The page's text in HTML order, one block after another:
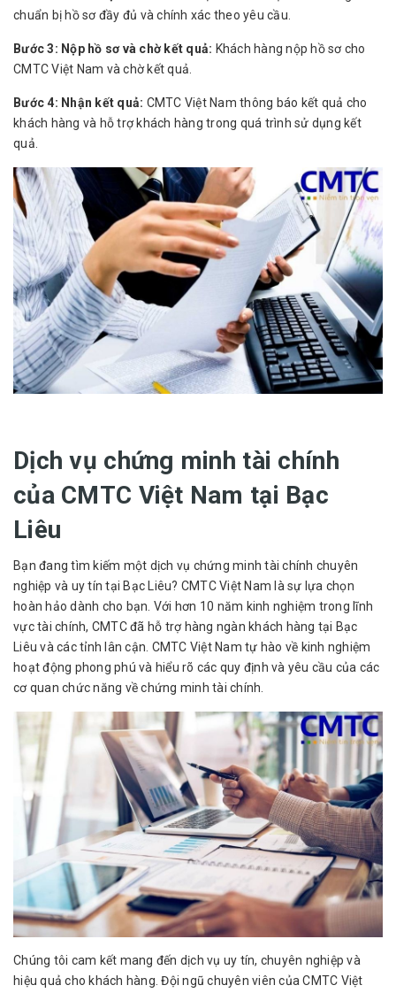
chuẩn bị hồ sơ đầy đủ và chính xác theo yêu cầu.
Bước 3: Nộp hồ sơ và chờ kết quả: Khách hàng nộp hồ sơ cho
CMTC Việt Nam và chờ kết quả.
Bước 4: Nhận kết quả: CMTC Việt Nam thông báo kết quả cho
khách hàng và hỗ trợ khách hàng trong quá trình sử dụng kết
quả.
Dịch vụ chứng minh tài chính
của CMTC Việt Nam tại Bạc
Liêu
Bạn đang tìm kiếm một dịch vụ chứng minh tài chính chuyên
nghiệp và uy tín tại Bạc Liêu? CMTC Việt Nam là sự lựa chọn
hoàn hảo dành cho bạn. Với hơn 10 năm kinh nghiệm trong lĩnh
vực tài chính, CMTC đã hỗ trợ hàng ngàn khách hàng tại Bạc
Liêu và các tỉnh lân cận. CMTC Việt Nam tự hào về kinh nghiệm
hoạt động phong phú và hiểu rõ các quy định và yêu cầu của các
cơ quan chức năng về chứng minh tài chính.
Chúng tôi cam kết mang đến dịch vụ uy tín, chuyên nghiệp và
hiệu quả cho khách hàng. Đội ngũ chuyên viên của CMTC Việt